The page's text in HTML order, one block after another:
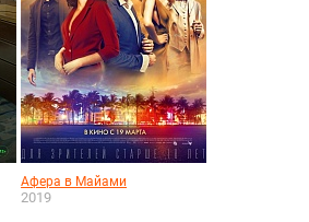
Афера в Майами
2019